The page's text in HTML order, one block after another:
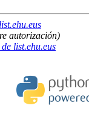
autorización)
list.ehu.eus